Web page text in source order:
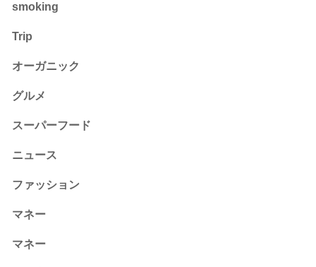
smoking
Trip
オーガニック
グルメ
スーパーフード
ニュース
ファッション
マネー
マネー